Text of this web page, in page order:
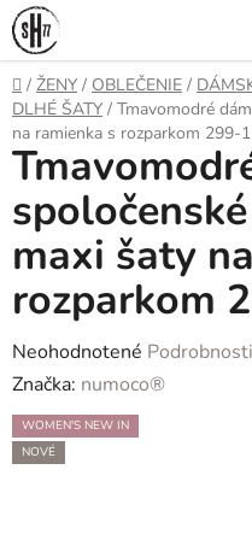
Prejsť
na
obsah
Domov
/ ŽENY / OBLEČENIE /
DLHÉ ŠATY / Tmavomodré
na ramienka s rozparkom 299-
maxi šaty
rozparkom
Priemerné
hodnotenie
produktu
je
Neohodnotené
Značka: numoco®
WOMEN'S NEW IN
NOVÉ